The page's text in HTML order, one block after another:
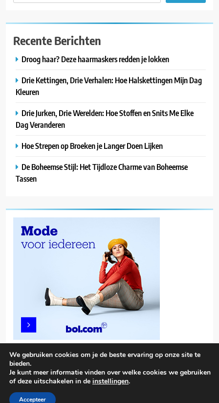
Recente Berichten
Droog haar? Deze haarmaskers redden je lokken
Drie Kettingen, Drie Verhalen: Hoe Halskettingen Mijn Dag
Kleuren
Drie Jurken, Drie Werelden: Hoe Stoffen en Snits Me Elke
Dag Veranderen
Hoe Strepen op Broeken je Langer Doen Lijken
De Boheemse Stijl: Het Tijdloze Charme van Boheemse
Tassen
Trendy News - News WordPress Theme. All Rights Reserved 2026.
We gebruiken cookies om je de beste ervaring op onze site te
bieden.
Je kunt meer informatie vinden over welke cookies we gebruiken
of deze uitschakelen in de instellingen.
Accepteer